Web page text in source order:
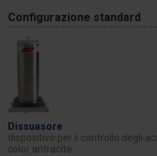
Configurazione standard
Dissuasore
dispositivo per il controllo degli
color antracite